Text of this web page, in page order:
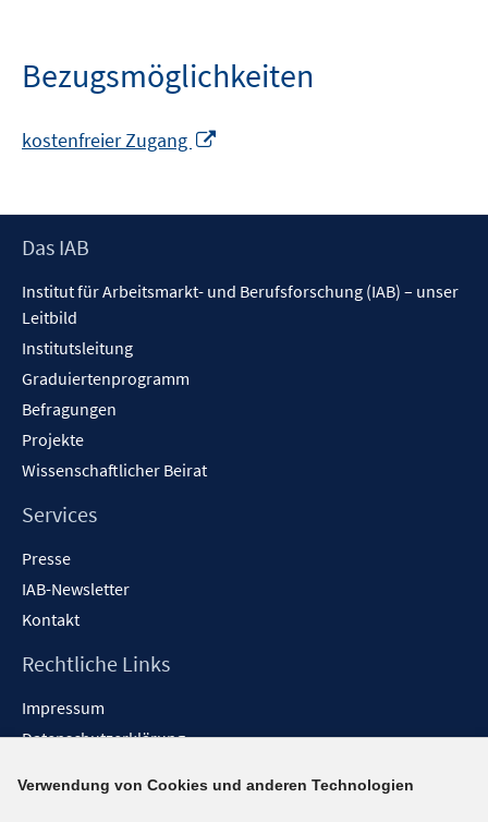
Bezugsmöglichkeiten
kostenfreier Zugang
öffnen
Footer
Das IAB
Institut für Arbeitsmarkt- und Berufsforschung (IAB) – unser
Leitbild
Institutsleitung
Graduiertenprogramm
Befragungen
Projekte
Wissenschaftlicher Beirat
Services
Presse
IAB-Newsletter
Kontakt
Rechtliche Links
Impressum
Datenschutzerklärung
Barrieren melden
Verwendung von Cookies und anderen Technologien